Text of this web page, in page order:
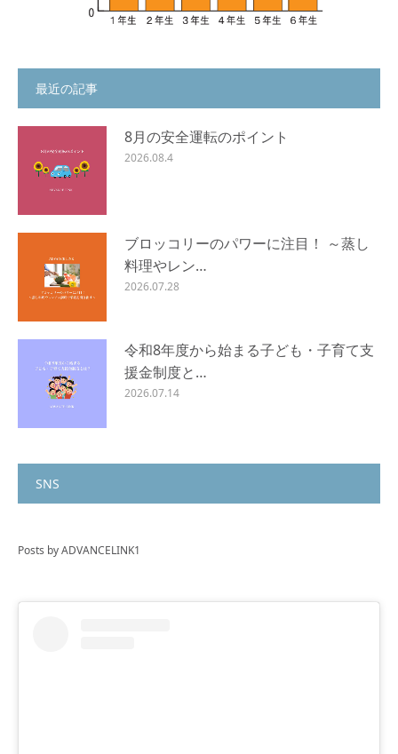
最近の記事
8月の安全運転のポイント
2026.08.4
ブロッコリーのパワーに注目！ ～蒸し
料理やレン…
2026.07.28
令和8年度から始まる子ども・子育て支
援金制度と…
2026.07.14
SNS
Posts by ADVANCELINK1